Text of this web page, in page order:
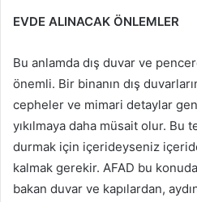
EVDE ALINACAK ÖNLEMLER
Bu anlamda dış duvar ve
önemli. Bir binanın dış
cepheler ve mimari detaylar
yıkılmaya daha müsait olur. Bu
durmak için içerideyseniz
kalmak gerekir. AFAD bu
bakan duvar ve kapılardan,